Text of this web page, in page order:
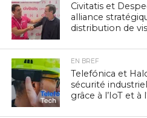
Civitatis et
alliance
distribution de
EN BREF
Telefónica et
sécurité
grâce à l’IoT et à